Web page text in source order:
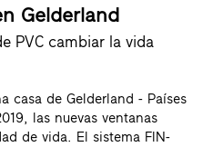
Gelderland
PVC cambiar la vida
casa de Gelderland - Países
las nuevas ventanas
de vida. El sistema FIN-